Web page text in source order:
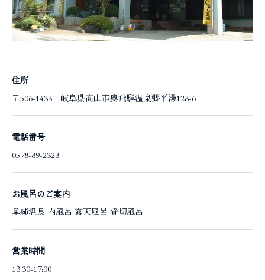
住所
〒506-1433 岐阜県高山市奥飛騨温泉郷平湯128-6
電話番号
0578-89-2323
お風呂のご案内
単純温泉 内風呂 露天風呂 貸切風呂
営業時間
13:30-17:00